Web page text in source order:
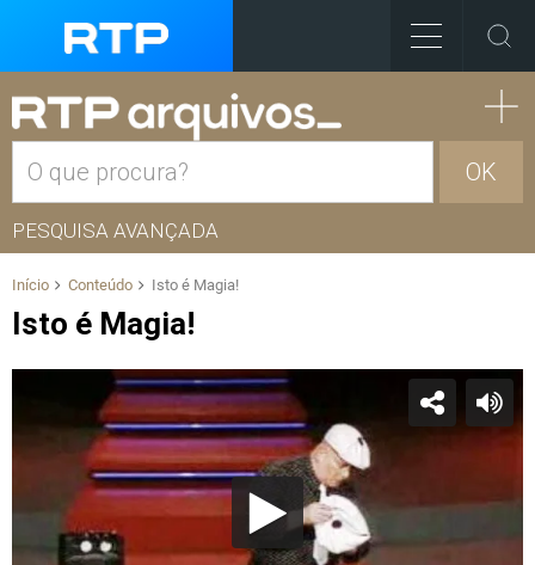
OK
PESQUISA AVANÇADA
Início Conteúdo Isto é Magia!
Isto é Magia!